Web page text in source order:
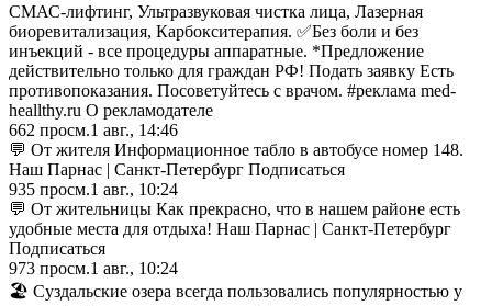
СМАС-лифтинг, Ультразвуковая чистка лица, Лазерная
биоревитализация, Карбокситерапия. ✅Без боли и без
инъекций - все процедуры аппаратные. *Предложение
действительно только для граждан РФ! Подать заявку Есть
противопоказания. Посоветуйтесь с врачом. #реклама med-
heallthy.ru О рекламодателе
662 просм.1 авг., 14:46
💬 От жителя Информационное табло в автобусе номер 148.
Наш Парнас | Санкт-Петербург Подписаться
935 просм.1 авг., 10:24
💬 От жительницы Как прекрасно, что в нашем районе есть
удобные места для отдыха! Наш Парнас | Санкт-Петербург
Подписаться
973 просм.1 авг., 10:24
🏖 Суздальские озера всегда пользовались популярностью у